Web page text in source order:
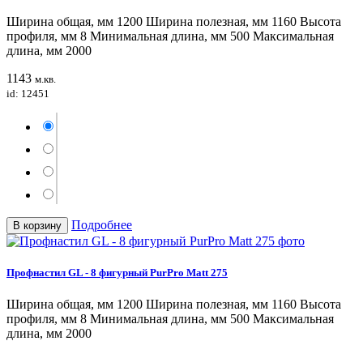
Ширина общая, мм 1200 Ширина полезная, мм 1160 Высота
профиля, мм 8 Минимальная длина, мм 500 Максимальная
длина, мм 2000
1143 м.кв.
id: 12451
В корзину Подробнее
Профнастил GL - 8 фигурный PurPro Matt 275
Ширина общая, мм 1200 Ширина полезная, мм 1160 Высота
профиля, мм 8 Минимальная длина, мм 500 Максимальная
длина, мм 2000